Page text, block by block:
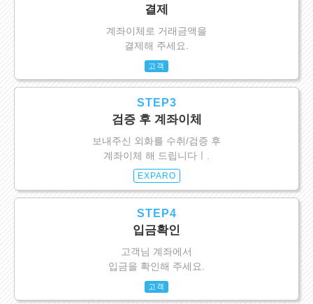
결제
계좌이체로 거래금액을
결제해 주세요.
고객
STEP3
검증 후 계좌이체
보내주신 외화를 수취/검증 후
계좌이체 해 드립니다ㅣ.
EXPARO
STEP4
입금확인
고객님 계좌에서
입금을 확인해 주세요.
고객